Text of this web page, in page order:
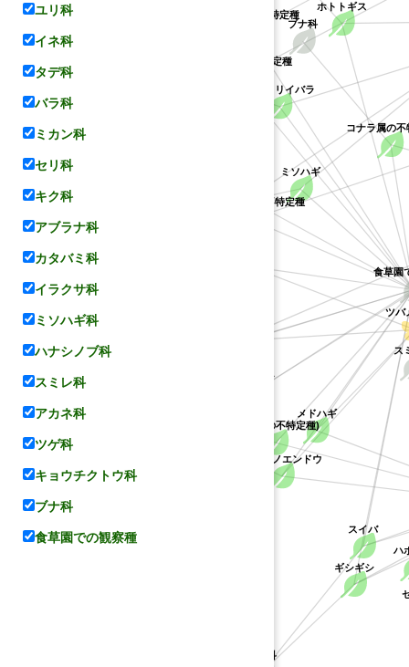
ツバ
メドハギ
カラスノエンドウ
サルトリイバラ
ホトトギス
タデ科
スイバ
ギシギシ
バラ科
ハ
ミソハギ
ハナシノブ科
シバザクラ
ス
(ハギ属の不特定種)
クチナシ属の不特定種
クソカズラ属の不特定種
キョウチクトウ科 キジョラン属の不特定種
ブナ科
コナラ属の不
食草
ユリ科
イネ科
タデ科
バラ科
ミカン科
セリ科
キク科
アブラナ科
カタバミ科
イラクサ科
ミソハギ科
ハナシノブ科
スミレ科
アカネ科
ツゲ科
キョウチクトウ科
ブナ科
食草園での観察種